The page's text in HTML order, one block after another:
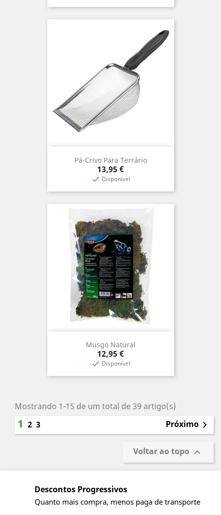
Pá-Crivo Para Terrário
Preço
13,95 €
 Disponível
Musgo Natural
Preço
12,95 €
 Disponível
Mostrando 1-15 de um total de 39 artigo(s)
1 2 3 Próximo 
Voltar ao topo 
Descontos Progressivos
Quanto mais compra, menos paga de transporte